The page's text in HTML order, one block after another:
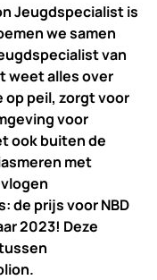
Jeugdspecialist is
we samen
van
weet alles over
peil, zorgt voor
voor
ook buiten de
met
de prijs voor NBD
2023! Deze